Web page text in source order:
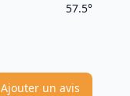
57.5°
Ajouter un avis